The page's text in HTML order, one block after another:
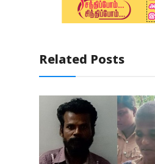
Related Posts